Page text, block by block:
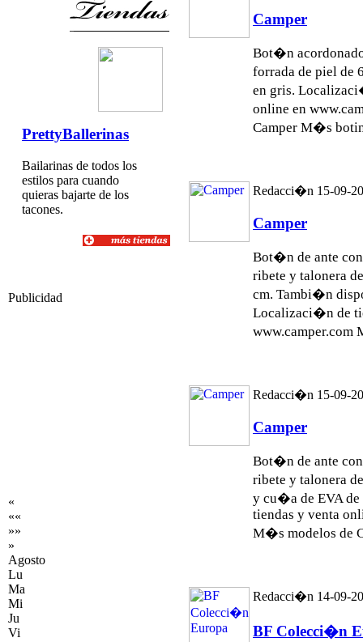
PrettyBallerinas
Bailarinas de todos los
estilos para cuando
quieras bajarte de los
tacones.
Publicidad
«
««
»»
»
Agosto
Lu
Ma
Mi
Ju
Vi
Camper
Bot�n
forrada de piel de
en gris.
online en
Camper M�s
Redacci�n 15-09-
Camper
Bot�n de ante
ribete y talonera
cm. Tambi�n
Localizaci�n de
www.camper.com
Redacci�n 15-09-
Camper
Bot�n de ante
ribete y talonera
y cu�a de EVA
tiendas y venta
M�s modelos de
Redacci�n 14-09-
BF Colecci�n